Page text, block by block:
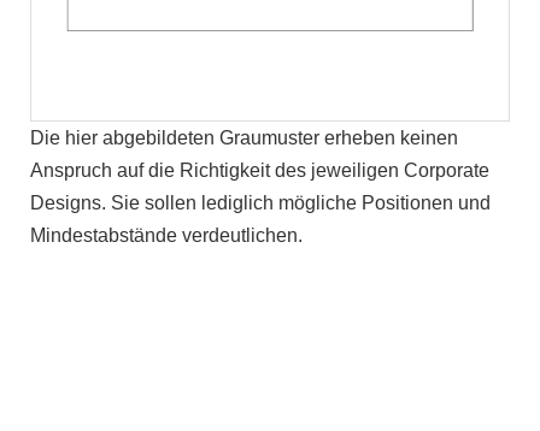
Die hier abgebildeten Graumuster erheben keinen
Anspruch auf die Richtigkeit des jeweiligen Corporate
Designs. Sie sollen lediglich mögliche Positionen und
Mindestabstände verdeutlichen.